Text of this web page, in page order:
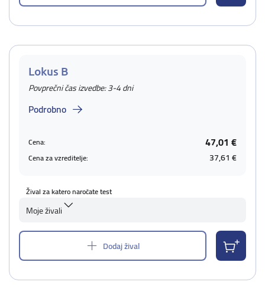
Lokus B
Povprečni čas izvedbe: 3-4 dni
Podrobno
Cena: 47,01 €
Cena za vzreditelje: 37,61 €
Žival za katero naročate test
Moje živali
Dodaj žival